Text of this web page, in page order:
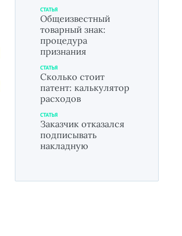
СТАТЬЯ
Общеизвестный
товарный знак:
процедура
признания
СТАТЬЯ
Сколько стоит
патент: калькулятор
расходов
СТАТЬЯ
Заказчик отказался
подписывать
накладную